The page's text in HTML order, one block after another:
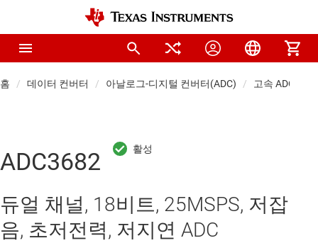
홈 데이터 컨버터 아날로그-디지털 컨버터(ADC) 고속 ADC(≥10
ADC3682
듀얼 채널, 18비트, 25MSPS, 저잡
음, 초저전력, 저지연 ADC